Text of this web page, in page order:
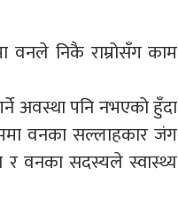
वनले निकै राम्रोसँग काम
अवस्था पनि नभएको हुँदा
वनका सल्लाहकार जंग
र वनका सदस्यले स्वास्थ्य